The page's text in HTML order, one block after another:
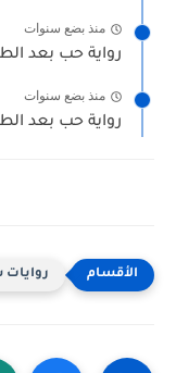
منذ بضع سنوات
رواية حب بعد
منذ بضع سنوات
رواية حب بعد